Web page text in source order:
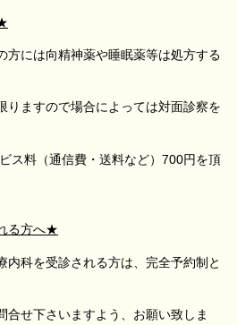
方には向精神薬や睡眠薬等は処方する
りますので場合によっては対面診察を
ス料（通信費・送料など）700円を頂
る方へ★
内科を受診される方は、完全予約制と
合せ下さいますよう、お願い致しま